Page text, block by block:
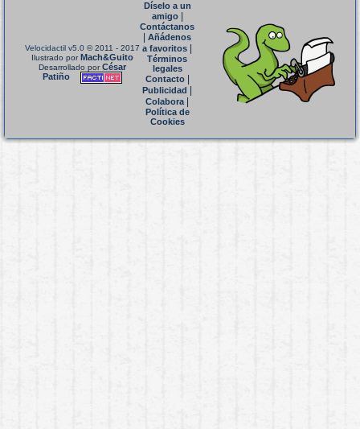
Velocidactil v5.0 © 2011 - 2017
Ilustrado porMach&Guito
Desarrollado porCésar
Patiño
Díselo a un
amigo|
Contáctanos
Añádenos
a favoritos
Términos
legales
Contacto|
Publicidad
Colabora|
Política de
Cookies